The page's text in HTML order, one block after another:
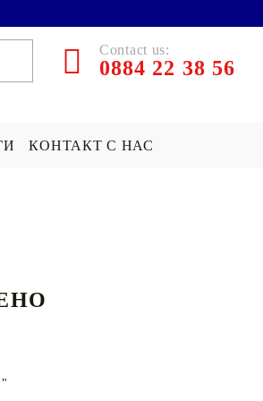
Contact us:
0884 22 38 56
ПО ПОРЪЧКА
КОНТАКТ С НАС